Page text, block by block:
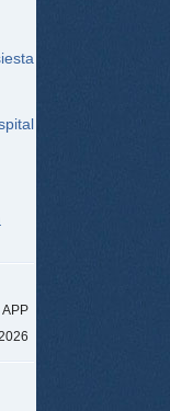
APP